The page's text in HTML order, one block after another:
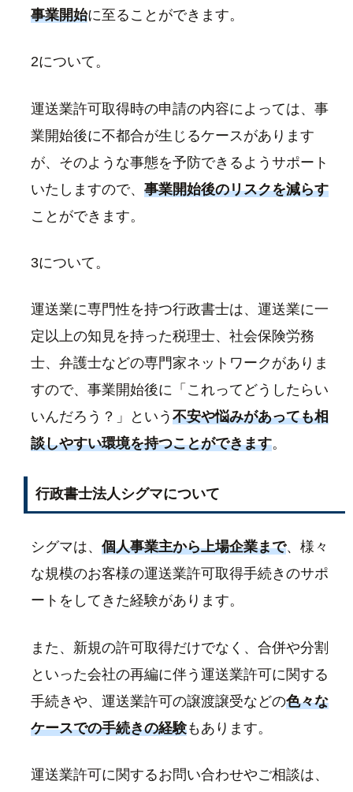
事業開始に至ることができます。
2について。
運送業許可取得時の申請の内容によっては、事
業開始後に不都合が生じるケースがあります
が、そのような事態を予防できるようサポート
いたしますので、 事業開始後のリスクを減らす
ことができます。
3について。
運送業に専門性を持つ行政書士は、運送業に一
定以上の知見を持った税理士、社会保険労務
士、弁護士などの専門家ネットワークがありま
すので、事業開始後に「これってどうしたらい
いんだろう？」という 不安や悩みがあっても相
談しやすい環境を持つことができます。
行政書士法人シグマについて
シグマは、 個人事業主から上場企業まで、様々
な規模のお客様の運送業許可取得手続きのサポ
ートをしてきた経験があります。
また、新規の許可取得だけでなく、合併や分割
といった会社の再編に伴う運送業許可に関する
手続きや、運送業許可の譲渡譲受などの色々な
ケースでの手続きの経験もあります。
運送業許可に関するお問い合わせやご相談は、